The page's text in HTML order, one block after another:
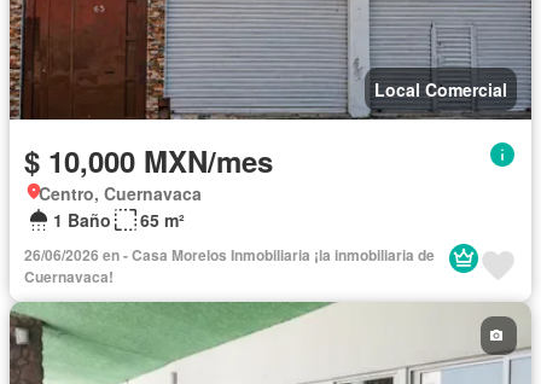
Local Comercial
$ 10,000 MXN/mes
Centro, Cuernavaca
1 Baño
65 m²
26/06/2026 en - Casa Morelos Inmobiliaria ¡la inmobiliaria de
Cuernavaca!